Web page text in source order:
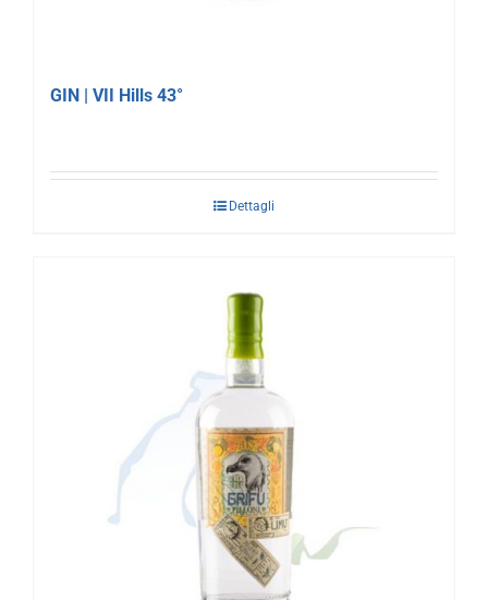
GIN | VII Hills 43°
Dettagli